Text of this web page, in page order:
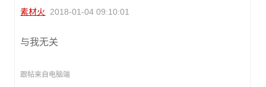
素材火 2018-01-04 09:10:01
与我无关
跟帖来自电脑端